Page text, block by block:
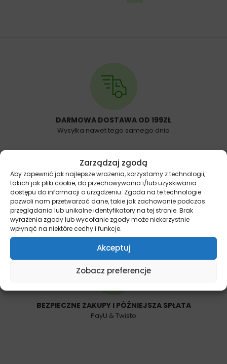
Zarządzaj zgodą
Aby zapewnić jak najlepsze wrażenia, korzystamy z technologii,
takich jak pliki cookie, do przechowywania i/lub uzyskiwania
dostępu do informacji o urządzeniu. Zgoda na te technologie
pozwoli nam przetwarzać dane, takie jak zachowanie podczas
przeglądania lub unikalne identyfikatory na tej stronie. Brak
wyrażenia zgody lub wycofanie zgody może niekorzystnie
wpłynąć na niektóre cechy i funkcje.
Akceptuj
Zobacz preferencje
DARMOWA DOSTAWA OD 199ZŁ
Wysyłka nawet tego samego dnia
14 DNI NA ZWROT
Bez podawania przyczyny
BEZPIECZNE ZAKUPY I PÓŹNIEJSZA SPŁATA
PayU & Twisto